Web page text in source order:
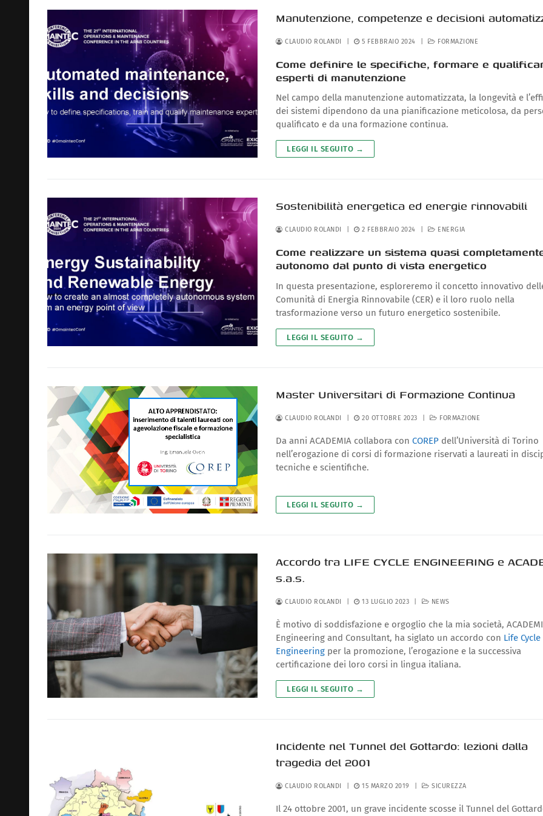
Manutenzione, competenze e decisioni
CLAUDIO ROLANDI 5 FEBBRAIO 2024 FORMAZIONE
Come definire le specifiche, formare e
esperti di manutenzione
Nel campo della manutenzione automatizzata, la longevità e
dei sistemi dipendono da una pianificazione meticolosa, da
qualificato e da una formazione continua.
LEGGI IL SEGUITO →
Sostenibilità energetica ed energie rinnovabili
CLAUDIO ROLANDI 2 FEBBRAIO 2024 ENERGIA
Come realizzare un sistema quasi
autonomo dal punto di vista energetico
In questa presentazione, esploreremo il concetto innovativo
Comunità di Energia Rinnovabile (CER) e il loro ruolo nella
trasformazione verso un futuro energetico sostenibile.
LEGGI IL SEGUITO →
Master Universitari di Formazione Continua
CLAUDIO ROLANDI 20 OTTOBRE 2023 FORMAZIONE
Da anni ACADEMIA collabora con COREP dell’Università di Torino
nell’erogazione di corsi di formazione riservati a laureati in
tecniche e scientifiche.
LEGGI IL SEGUITO →
Accordo tra LIFE CYCLE ENGINEERING e
s.a.s.
CLAUDIO ROLANDI 13 LUGLIO 2023 NEWS
È motivo di soddisfazione e orgoglio che la mia società,
Engineering and Consultant, ha siglato un accordo con Life Cycle
Engineering per la promozione, l’erogazione e la successiva
certificazione dei loro corsi in lingua italiana.
LEGGI IL SEGUITO →
Incidente nel Tunnel del Gottardo: lezioni dalla
tragedia del 2001
CLAUDIO ROLANDI 15 MARZO 2019 SICUREZZA
Il 24 ottobre 2001, un grave incidente scosse il Tunnel del